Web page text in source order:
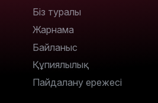
Біз туралы
Жарнама
Байланыс
Құпиялылық
Пайдалану ережесі